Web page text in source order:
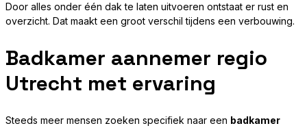
Door alles onder één dak te laten uitvoeren ontstaat er rust en
overzicht. Dat maakt een groot verschil tijdens een verbouwing.
Badkamer aannemer regio
Utrecht met ervaring
Steeds meer mensen zoeken specifiek naar een badkamer